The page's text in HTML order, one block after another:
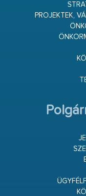
PROJEKTEK,